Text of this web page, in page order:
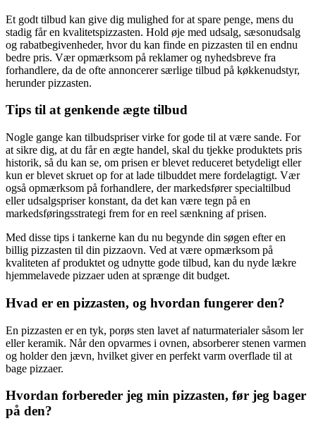
Et godt tilbud kan give dig mulighed for at spare penge, mens du
stadig får en kvalitetspizzasten. Hold øje med udsalg, sæsonudsalg
og rabatbegivenheder, hvor du kan finde en pizzasten til en endnu
bedre pris. Vær opmærksom på reklamer og nyhedsbreve fra
forhandlere, da de ofte annoncerer særlige tilbud på køkkenudstyr,
herunder pizzasten.
Tips til at genkende ægte tilbud
Nogle gange kan tilbudspriser virke for gode til at være sande. For
at sikre dig, at du får en ægte handel, skal du tjekke produktets pris
historik, så du kan se, om prisen er blevet reduceret betydeligt eller
kun er blevet skruet op for at lade tilbuddet mere fordelagtigt. Vær
også opmærksom på forhandlere, der markedsfører specialtilbud
eller udsalgspriser konstant, da det kan være tegn på en
markedsføringsstrategi frem for en reel sænkning af prisen.
Med disse tips i tankerne kan du nu begynde din søgen efter en
billig pizzasten til din pizzaovn. Ved at være opmærksom på
kvaliteten af produktet og udnytte gode tilbud, kan du nyde lækre
hjemmelavede pizzaer uden at sprænge dit budget.
Hvad er en pizzasten, og hvordan fungerer den?
En pizzasten er en tyk, porøs sten lavet af naturmaterialer såsom ler
eller keramik. Når den opvarmes i ovnen, absorberer stenen varmen
og holder den jævn, hvilket giver en perfekt varm overflade til at
bage pizzaer.
Hvordan forbereder jeg min pizzasten, før jeg bager
på den?